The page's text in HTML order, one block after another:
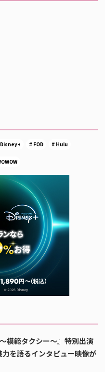
Disney+ FOD Hulu
模範タクシー～』特別出演
を語るインタビュー映像が